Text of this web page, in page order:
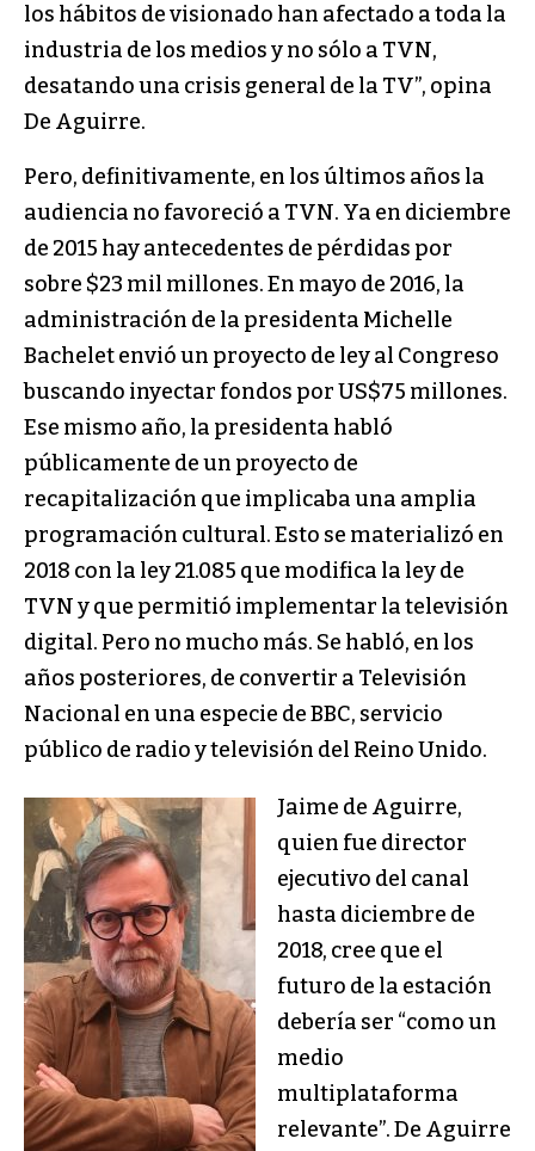
los hábitos de visionado han afectado a toda la
industria de los medios y no sólo a TVN,
desatando una crisis general de la TV”, opina
De Aguirre.
Pero, definitivamente, en los últimos años la
audiencia no favoreció a TVN. Ya en diciembre
de 2015 hay antecedentes de pérdidas por
sobre $23 mil millones. En mayo de 2016, la
administración de la presidenta Michelle
Bachelet envió un proyecto de ley al Congreso
buscando inyectar fondos por US$75 millones.
Ese mismo año, la presidenta habló
públicamente de un proyecto de
recapitalización que implicaba una amplia
programación cultural. Esto se materializó en
2018 con la ley 21.085 que modifica la ley de
TVN y que permitió implementar la televisión
digital. Pero no mucho más. Se habló, en los
años posteriores, de convertir a Televisión
Nacional en una especie de BBC, servicio
público de radio y televisión del Reino Unido.
Jaime de Aguirre,
quien fue director
ejecutivo del canal
hasta diciembre de
2018, cree que el
futuro de la estación
debería ser “como un
medio
multiplataforma
relevante”. De Aguirre